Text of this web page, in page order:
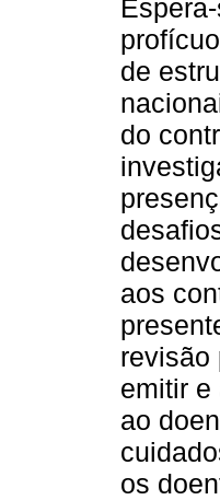
de
do
aos
revisão
emitir e
ao
os